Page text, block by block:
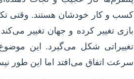
کسب و کار خودشان هستند. وقتی
بازی تغییر کرده و جهان تغییر
تغییراتی شکل می‌گیرد. این
سرعت اتفاق می‌افتد اما این طور